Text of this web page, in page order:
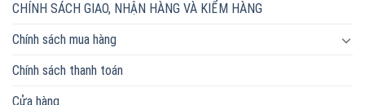
CHÍNH SÁCH GIAO, NHẬN HÀNG VÀ KIỂM HÀNG
Chính sách mua hàng
Chính sách thanh toán
Cửa hàng